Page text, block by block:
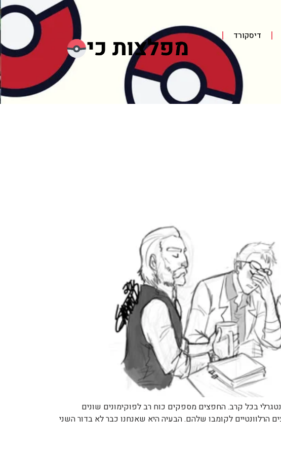
דיסקורד
בכל קרב. החפצים מספקים כוח רב לפוקימונים שונים
לקומבו שלהם. הבעיה היא שאנחנו כבר לא בדור השני